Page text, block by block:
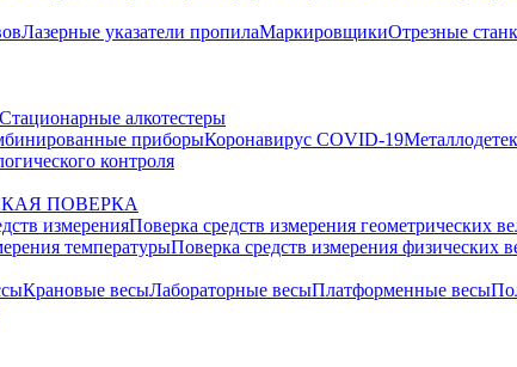
Лазерные указатели пропилаМаркировщикиОтрезные
Стационарные алкотестеры
приборыКоронавирус COVID-19
контроля
ПОВЕРКА
измеренияПоверка средств измерения геометрических
температурыПоверка средств измерения физических
Крановые весыЛабораторные весыПлатформенные весы